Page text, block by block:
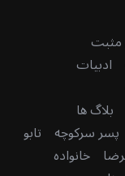
مثبت
ادبیات
بلاگ ها
پسر سرکوچه تابو
خانواده